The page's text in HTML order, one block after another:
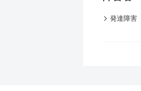
発達障害